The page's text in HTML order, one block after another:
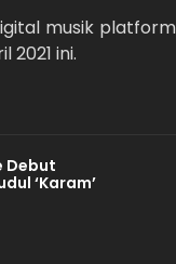
musik
2021 ini.
Debut
‘Karam’